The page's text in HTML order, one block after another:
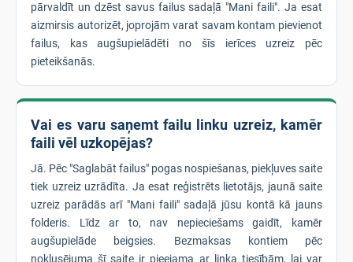
pārvaldīt un dzēst savus failus sadaļā "Mani faili". Ja esat
aizmirsis autorizēt, joprojām varat savam kontam pievienot
failus, kas augšupielādēti no šīs ierīces uzreiz pēc
pieteikšanās.
Vai es varu saņemt failu linku uzreiz, kamēr
faili vēl uzkopējas?
Jā. Pēc "Saglabāt failus" pogas nospiešanas, piekļuves saite
tiek uzreiz uzrādīta. Ja esat reģistrēts lietotājs, jaunā saite
uzreiz parādās arī "Mani faili" sadaļā jūsu kontā kā jauns
folderis. Līdz ar to, nav nepieciešams gaidīt, kamēr
augšupielāde beigsies. Bezmaksas kontiem pēc
noklusējuma šī saite ir pieejama ar linka tiesībām, lai var